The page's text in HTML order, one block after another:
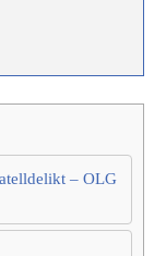
– OLG